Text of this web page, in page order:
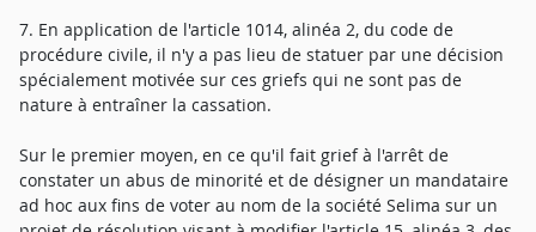
7. En application de l'article 1014, alinéa 2, du code de
procédure civile, il n'y a pas lieu de statuer par une décision
spécialement motivée sur ces griefs qui ne sont pas de
nature à entraîner la cassation.
Sur le premier moyen, en ce qu'il fait grief à l'arrêt de
constater un abus de minorité et de désigner un mandataire
ad hoc aux fins de voter au nom de la société Selima sur un